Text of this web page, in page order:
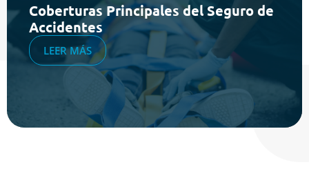
Coberturas Principales del Seguro de
Accidentes
LEER MÁS